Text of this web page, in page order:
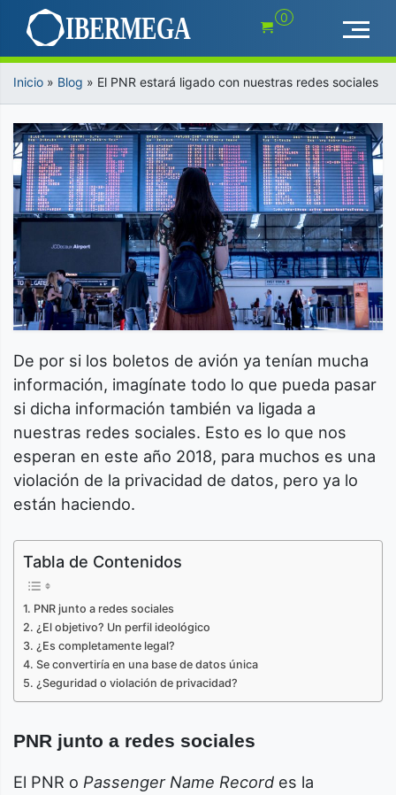
contenido
0
Inicio » Blog » El PNR estará ligado con nuestras redes sociales
De por si los boletos de avión ya tenían mucha
información, imagínate todo lo que pueda pasar
si dicha información también va ligada a
nuestras redes sociales. Esto es lo que nos
esperan en este año 2018, para muchos es una
violación de la privacidad de datos, pero ya lo
están haciendo.
Tabla de Contenidos
PNR junto a redes sociales
¿El objetivo? Un perfil ideológico
¿Es completamente legal?
Se convertiría en una base de datos única
¿Seguridad o violación de privacidad?
PNR junto a redes sociales
El PNR o Passenger Name Record es la